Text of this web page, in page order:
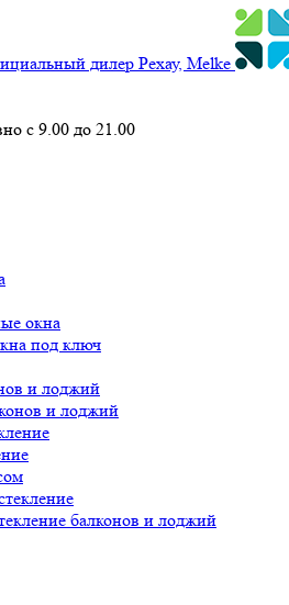
дилер Рехау, Melke
с 9.00 до 21.00
окна
под ключ
и лоджий
и лоджий
балконов и лоджий